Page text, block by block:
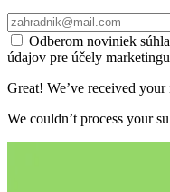
Odberom noviniek
údajov pre účely
Great! We’ve received
We couldn’t process your